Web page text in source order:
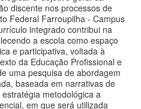
discente nos processos de
Federal Farroupilha - Campus
integrado contribui na
a escola como espaço
e participativa, voltada à
da Educação Profissional e
uma pesquisa de abordagem
baseada em narrativas de
metodológica a
em que será utilizada